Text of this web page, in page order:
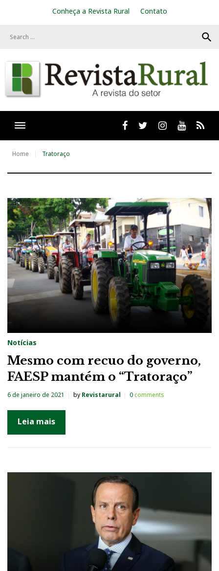
Conheça a Revista Rural Contato
search
Facebooktwitter Instagram
Youtube
Home Tratoraço
T
a
g
:
T
r
a
t
o
r
a
ç
o
Notícias
Mesmo com recuo do governo,
FAESP mantém o “Tratoraço”
6 de janeiro de 2021 by Revistarural 0comments
Leia mais